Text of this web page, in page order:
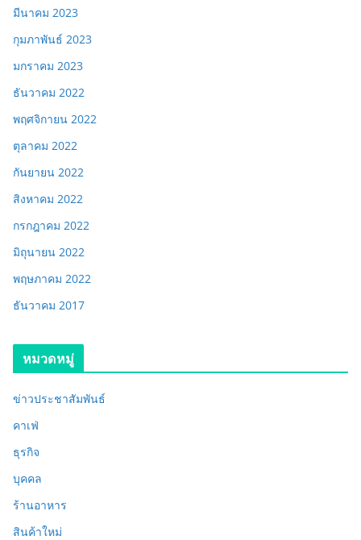
มีนาคม 2023
กุมภาพันธ์ 2023
มกราคม 2023
ธันวาคม 2022
พฤศจิกายน 2022
ตุลาคม 2022
กันยายน 2022
สิงหาคม 2022
กรกฎาคม 2022
มิถุนายน 2022
พฤษภาคม 2022
ธันวาคม 2017
หมวดหมู่
ข่าวประชาสัมพันธ์
คาเฟ่
ธุรกิจ
บุคคล
ร้านอาหาร
สินค้าใหม่